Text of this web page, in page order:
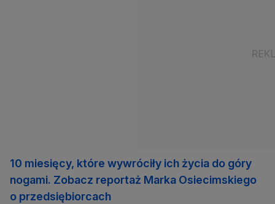
10 miesięcy, które wywróciły ich życia do góry
nogami. Zobacz reportaż Marka Osiecimskiego
o przedsiębiorcach